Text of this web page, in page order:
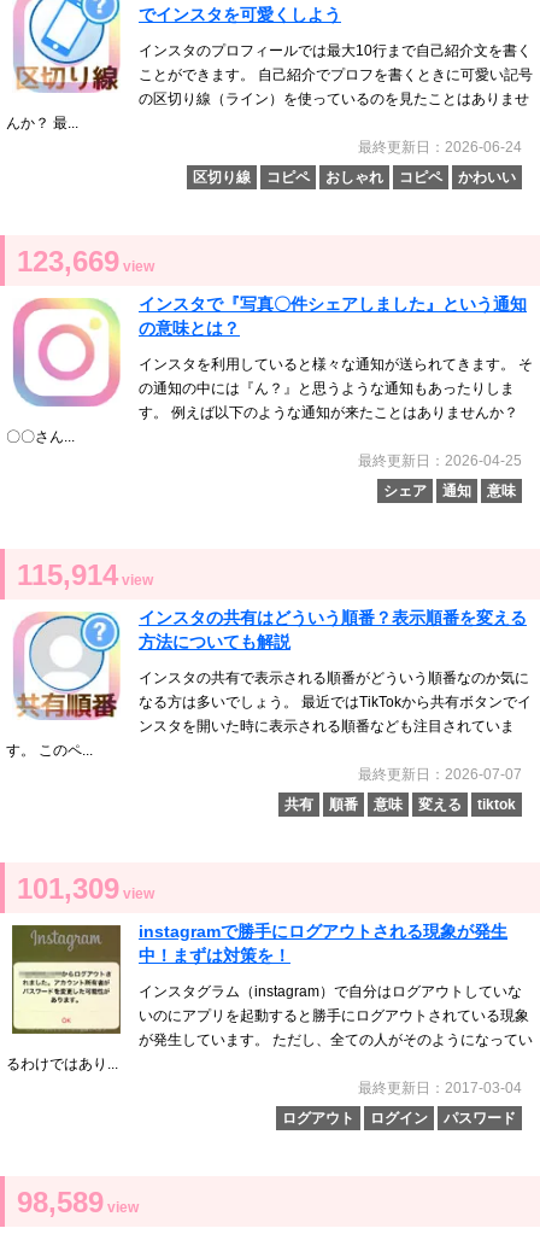
でインスタを可愛くしよう
インスタのプロフィールでは最大10行まで自己紹介文を書く
ことができます。 自己紹介でプロフを書くときに可愛い記号
の区切り線（ライン）を使っているのを見たことはありませ
んか？ 最...
最終更新日：2026-06-24
区切り線
コピペ おしゃれ コピペ かわいい
123,669 view
インスタで『写真〇件シェアしました』という通知
の意味とは？
インスタを利用していると様々な通知が送られてきます。 そ
の通知の中には『ん？』と思うような通知もあったりしま
す。 例えば以下のような通知が来たことはありませんか？
〇〇さん...
最終更新日：2026-04-25
シェア
通知 意味
115,914 view
インスタの共有はどういう順番？表示順番を変える
方法についても解説
インスタの共有で表示される順番がどういう順番なのか気に
なる方は多いでしょう。 最近ではTikTokから共有ボタンでイ
ンスタを開いた時に表示される順番なども注目されていま
す。 このペ...
最終更新日：2026-07-07
共有
順番 意味 変える tiktok
101,309 view
instagramで勝手にログアウトされる現象が発生
中！まずは対策を！
インスタグラム（instagram）で自分はログアウトしていな
いのにアプリを起動すると勝手にログアウトされている現象
が発生しています。 ただし、全ての人がそのようになってい
るわけではあり...
最終更新日：2017-03-04
ログアウト
ログイン パスワード
98,589 view